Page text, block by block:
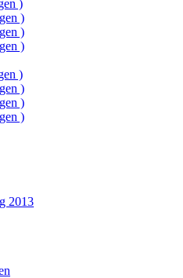
)
)
)
)
)
)
)
)
2013